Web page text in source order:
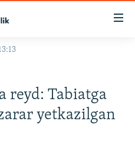
reyd: Tabiatga
yetkazilgan